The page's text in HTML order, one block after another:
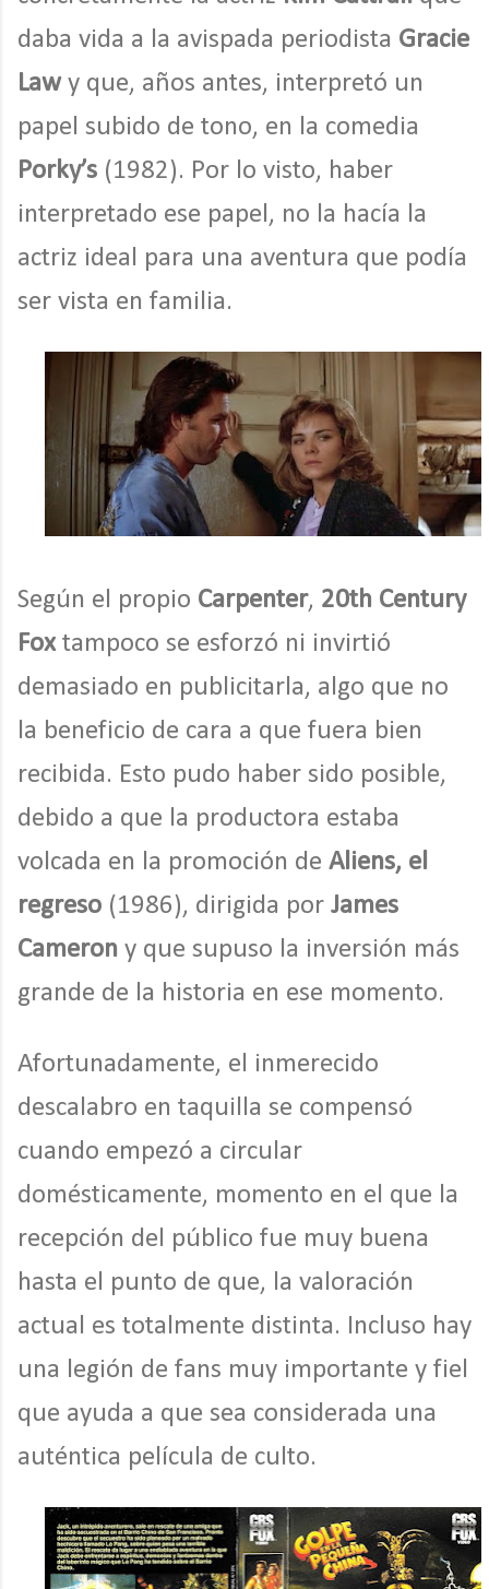
daba vida a la avispada periodista Gracie
Law y que, años antes, interpretó un
papel subido de tono, en la comedia
Porky’s (1982). Por lo visto, haber
interpretado ese papel, no la hacía la
actriz ideal para una aventura que podía
ser vista en familia.
Según el propio Carpenter, 20th Century
Foxtampoco se esforzó ni invirtió
demasiado en publicitarla, algo que no
la beneficio de cara a que fuera bien
recibida. Esto pudo haber sido posible,
debido a que la productora estaba
volcada en la promoción de Aliens, el
regreso (1986), dirigida por James
Cameron y que supuso la inversión más
grande de la historia en ese momento.
Afortunadamente, el inmerecido
descalabro en taquilla se compensó
cuando empezó a circular
domésticamente, momento en el que la
recepción del público fue muy buena
hasta el punto de que, la valoración
actual es totalmente distinta. Incluso hay
una legión de fans muy importante y fiel
que ayuda a que sea considerada una
auténtica película de culto.